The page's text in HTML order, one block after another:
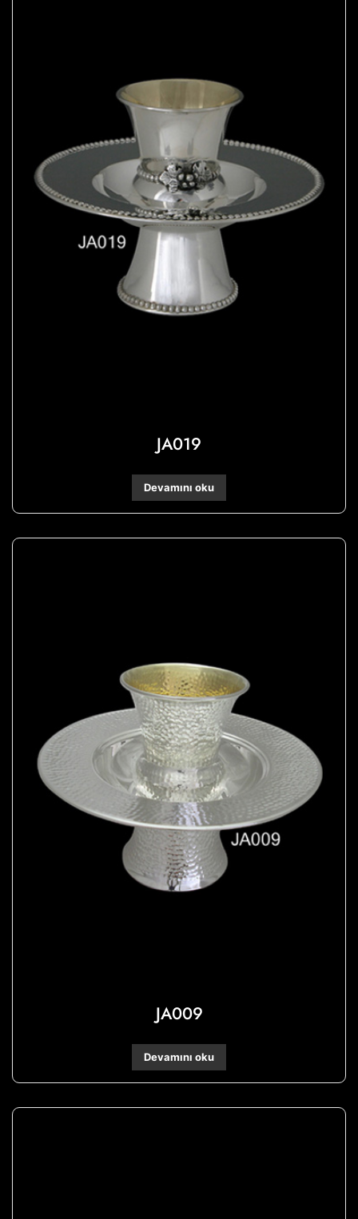
JA019
Devamını oku
JA009
Devamını oku